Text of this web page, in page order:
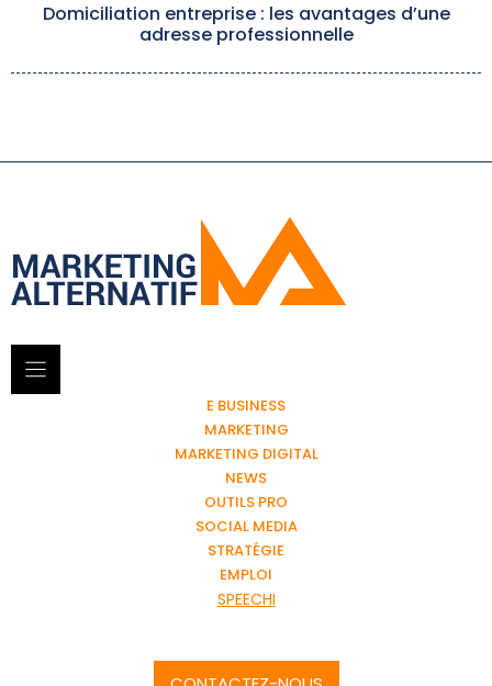
Domiciliation entreprise : les avantages d’une
adresse professionnelle
E BUSINESS
MARKETING
MARKETING DIGITAL
NEWS
OUTILS PRO
SOCIAL MEDIA
STRATÉGIE
EMPLOI
SPEECHI